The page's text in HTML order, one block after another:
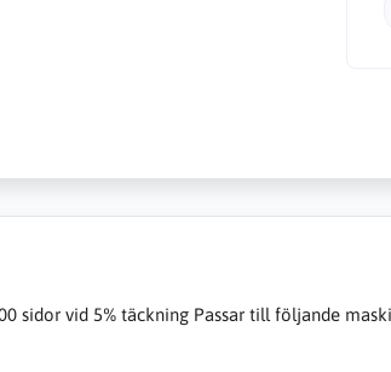
sidor vid 5% täckning Passar till följande